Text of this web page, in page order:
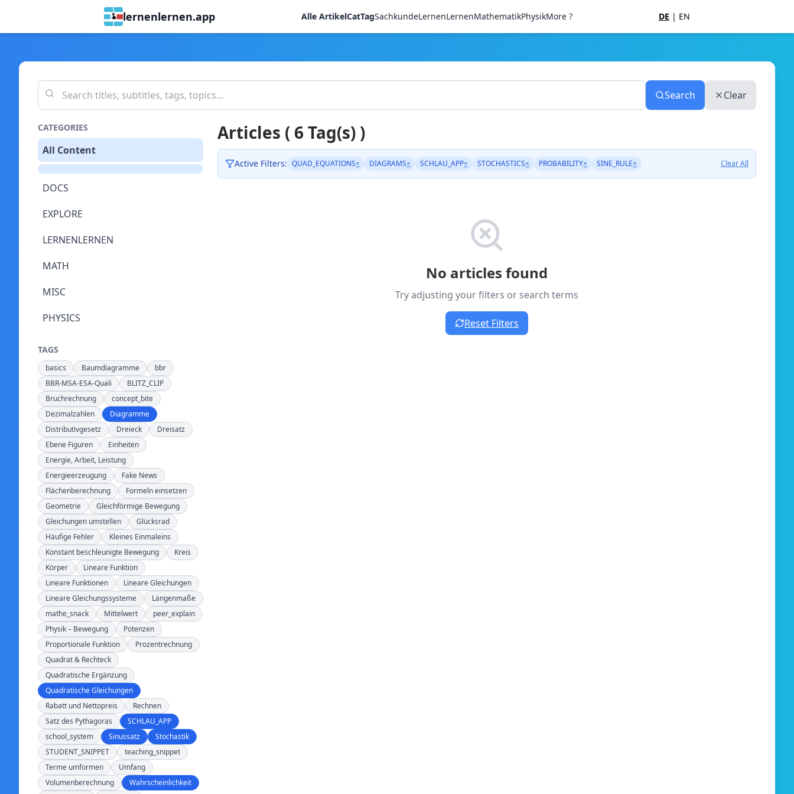
lernenlernen.app Alle ArtikelCatTagSachkundeLernenLernenMathematikPhysikMore ? DE | EN
Search Clear
CATEGORIES
All Content
DOCS
EXPLORE
LERNENLERNEN
MATH
MISC
PHYSICS
TAGS
basics Baumdiagramme
bbr
BBR-MSA-ESA-Quali
BLITZ_CLIP
Bruchrechnung
concept_bite
Dezimalzahlen
Diagramme
Distributivgesetz
Dreieck
Dreisatz
Ebene Figuren
Einheiten
Energie, Arbeit, Leistung
Energieerzeugung
Fake News
Flächenberechnung
Formeln einsetzen
Geometrie
Gleichförmige Bewegung
Gleichungen umstellen
Glücksrad
Häufige Fehler
Kleines Einmaleins
Konstant beschleunigte Bewegung
Kreis
Körper
Lineare Funktion
Lineare Funktionen
Lineare Gleichungen
Lineare Gleichungssysteme
Längenmaße
mathe_snack
Mittelwert
peer_explain
Physik – Bewegung
Potenzen
Proportionale Funktion
Prozentrechnung
Quadrat & Rechteck
Quadratische Ergänzung
Quadratische Gleichungen
Rabatt und Nettopreis
Rechnen
Satz des Pythagoras
SCHLAU_APP
school_system
Sinussatz
Stochastik
STUDENT_SNIPPET
teaching_snippet
Terme umformen
Umfang
Volumenberechnung
Wahrscheinlichkeit
Articles ( 6 Tag(s) )
Active Filters: QUAD_EQUATIONS× DIAGRAMS× SCHLAU_APP× STOCHASTICS× PROBABILITY× SINE_RULE× Clear All
No articles found
Try adjusting your filters or search terms
Reset Filters